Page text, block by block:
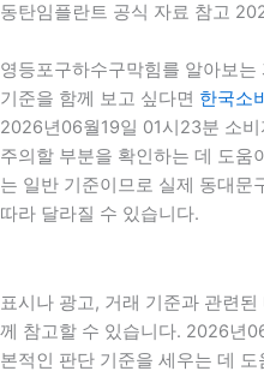
동탄임플란트 공식 자료 참고
영등포구하수구막힘를 알아보
기준을 함께 보고 싶다면 한국소
2026년06월19일 01시23분 소
주의할 부분을 확인하는 데 도움
는 일반 기준이므로 실제 동대문
따라 달라질 수 있습니다.
표시나 광고, 거래 기준과 관련된
께 참고할 수 있습니다. 2026년
본적인 판단 기준을 세우는 데